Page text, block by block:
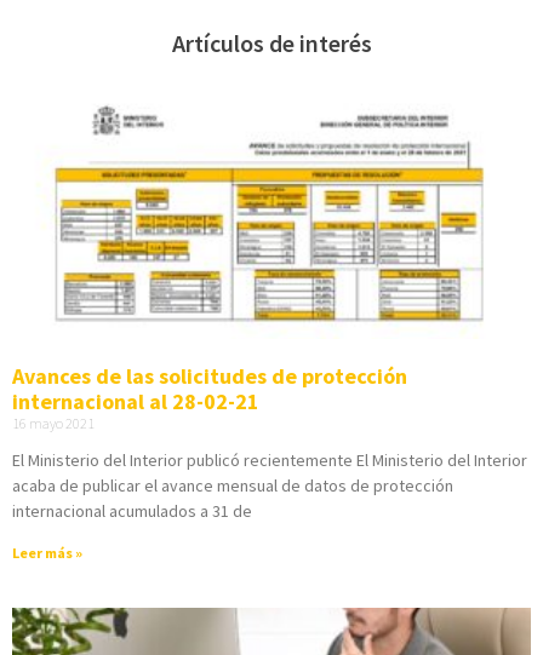
Artículos de interés
Avances de las solicitudes de protección
internacional al 28-02-21
16 mayo 2021
El Ministerio del Interior publicó recientemente El Ministerio del Interior
acaba de publicar el avance mensual de datos de protección
internacional acumulados a 31 de
Leer más »